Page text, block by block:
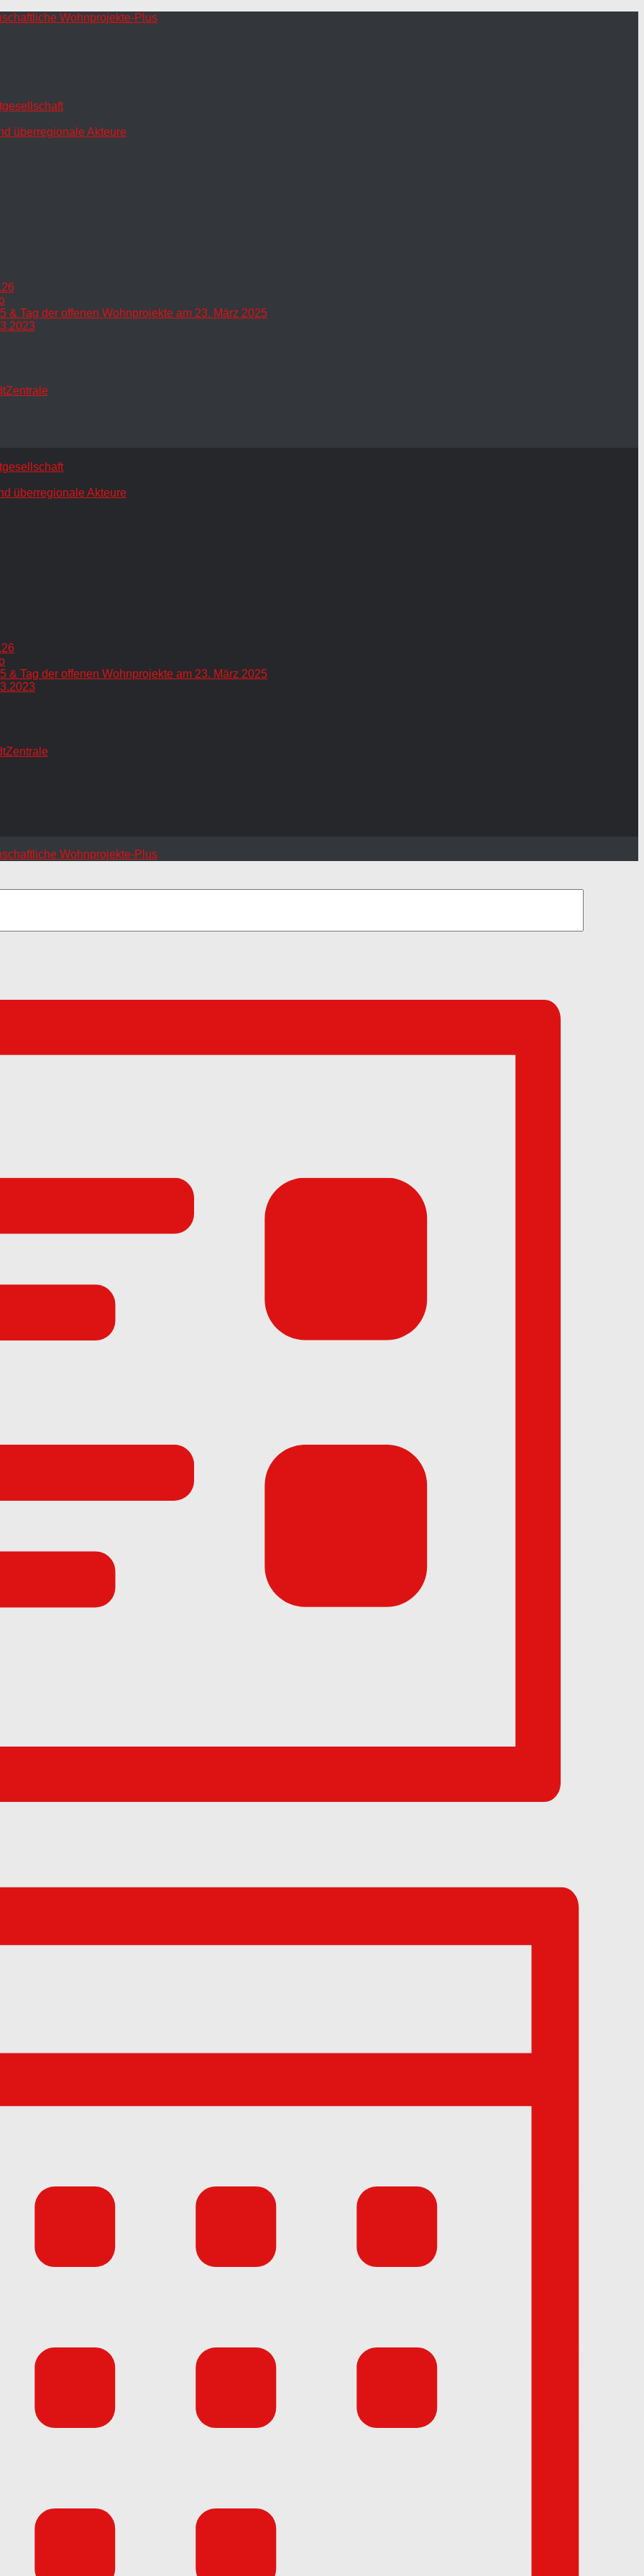
überregionale Akteure
& Tag der offenen Wohnprojekte am 23. März 2025
überregionale Akteure
& Tag der offenen Wohnprojekte am 23. März 2025